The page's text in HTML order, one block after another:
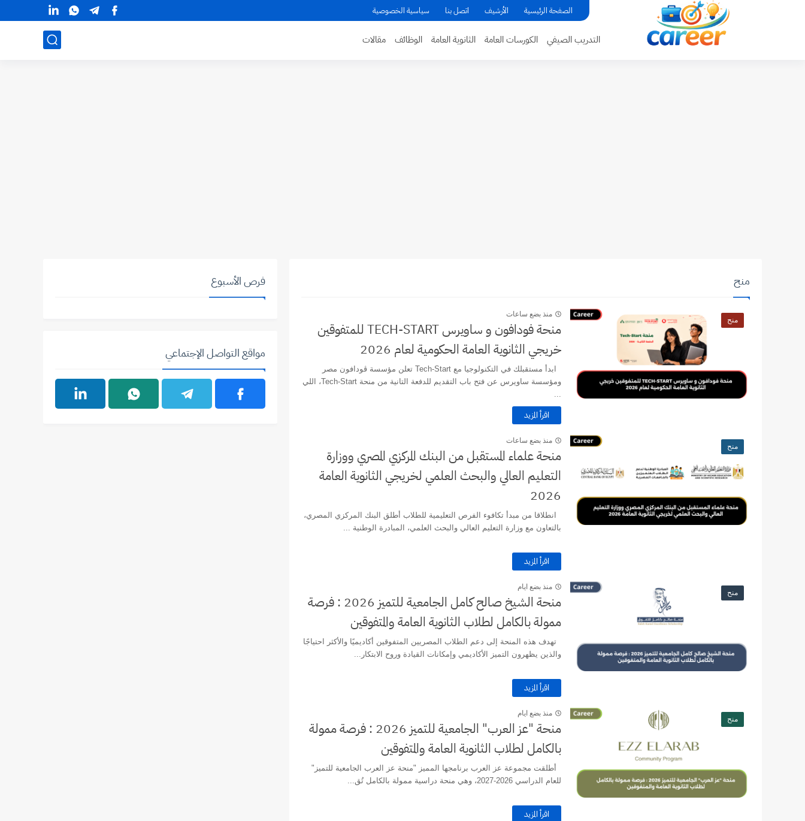
الصفحة الرئيسية الأرشيف اتصل بنا سياسية الخصوصية
التدريب الصيفي الكورسات العامة الثانوية العامة الوظائف مقالات
منح
منح
منذ بضع ساعات
منحة فودافون و ساويرس TECH-START للمتفوقين
خريجي الثانوية العامة الحكومية لعام 2026
ابدأ مستقبلك في التكنولوجيا مع Tech-Start تعلن مؤسسة ڤودافون مصر
ومؤسسة ساويرس عن فتح باب التقديم للدفعة التانية من منحة Tech-Start، اللي
...
اقرأ المزيد
منح
منذ بضع ساعات
منحة علماء المستقبل من البنك المركزي المصري ووزارة
التعليم العالي والبحث العلمي لخريجي الثانوية العامة
2026
انطلاقا من مبدأ تكافوء الفرص التعليمية للطلاب أطلق البنك المركزي المصري،
بالتعاون مع وزارة التعليم العالي والبحث العلمي، المبادرة الوطنية ...
اقرأ المزيد
منح
منذ بضع ايام
منحة الشيخ صالح كامل الجامعية للتميز 2026 : فرصة
ممولة بالكامل لطلاب الثانوية العامة والمتفوقين
تهدف هذه المنحة إلى دعم الطلاب المصريين المتفوقين أكاديميًا والأكثر احتياجًا
والذين يظهرون التميز الأكاديمي وإمكانات القيادة وروح الابتكار...
اقرأ المزيد
منح
منذ بضع ايام
منحة "عز العرب" الجامعية للتميز 2026 : فرصة ممولة
بالكامل لطلاب الثانوية العامة والمتفوقين
أطلقت مجموعة عز العرب برنامجها المميز "منحة عز العرب الجامعية للتميز"
للعام الدراسي 2026-2027، وهي منحة دراسية ممولة بالكامل تُق...
اقرأ المزيد
فرص الأسبوع
مواقع التواصل الإجتماعي